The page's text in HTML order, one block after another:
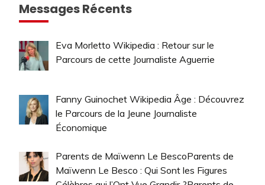
Messages Récents
Eva Morletto Wikipedia : Retour sur le
Parcours de cette Journaliste Aguerrie
Fanny Guinochet Wikipedia Âge : Découvrez
le Parcours de la Jeune Journaliste
Économique
Parents de Maïwenn Le BescoParents de
Maïwenn Le Besco : Qui Sont les Figures